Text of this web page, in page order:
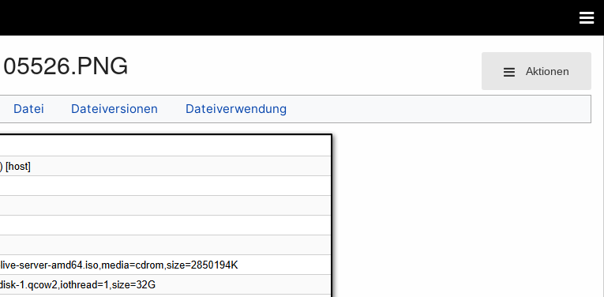
Aktionen
Datei Dateiversionen Dateiverwendung